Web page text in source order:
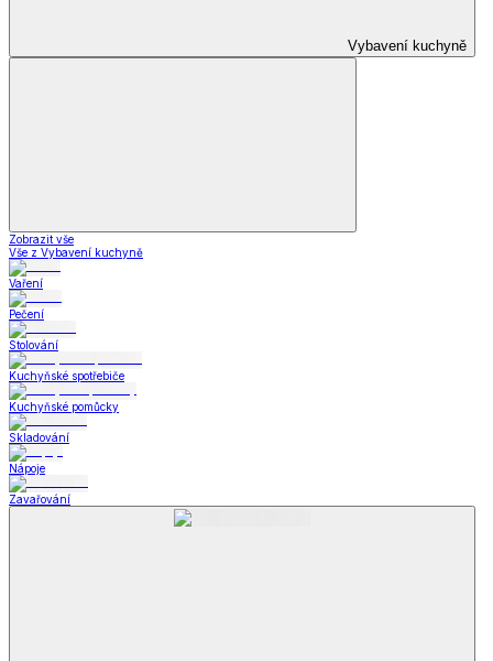
Vybavení kuchyně
Zobrazit vše
Vše z Vybavení kuchyně
Vaření
Pečení
Stolování
Kuchyňské spotřebiče
Kuchyňské pomůcky
Skladování
Nápoje
Zavařování